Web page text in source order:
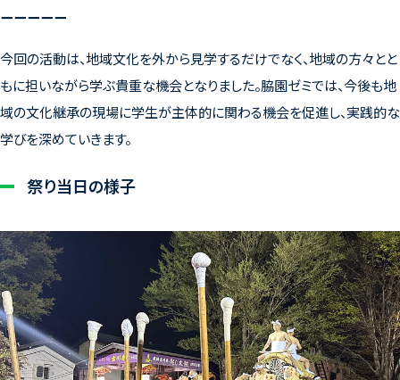
ーーーーー
今回の活動は、地域文化を外から見学するだけでなく、地域の方々とと
もに担いながら学ぶ貴重な機会となりました。脇園ゼミでは、今後も地
域の文化継承の現場に学生が主体的に関わる機会を促進し、実践的な
学びを深めていきます。
祭り当日の様子